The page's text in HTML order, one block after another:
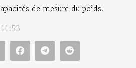
de mesure du poids.